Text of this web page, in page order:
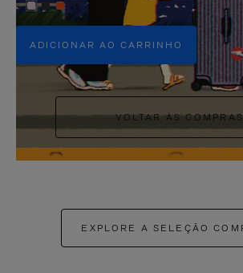
LO
+5
ADICIONAR AO CARRINHO
VOLTAR ÀS
EXPLORE A SELEÇÃO